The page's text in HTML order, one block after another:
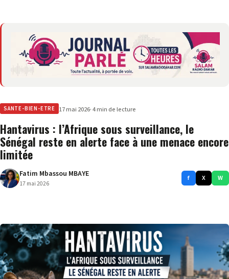
SANTE-BIEN-ETRE 17 mai 2026· 4 min de lecture
Hantavirus : l’Afrique sous surveillance, le
Sénégal reste en alerte face à une menace encore
limitée
Fatim Mbassou MBAYE
17 mai 2026
f X W